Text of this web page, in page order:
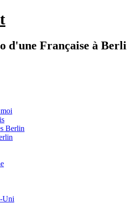
d'une Française à
Berlin
Uni